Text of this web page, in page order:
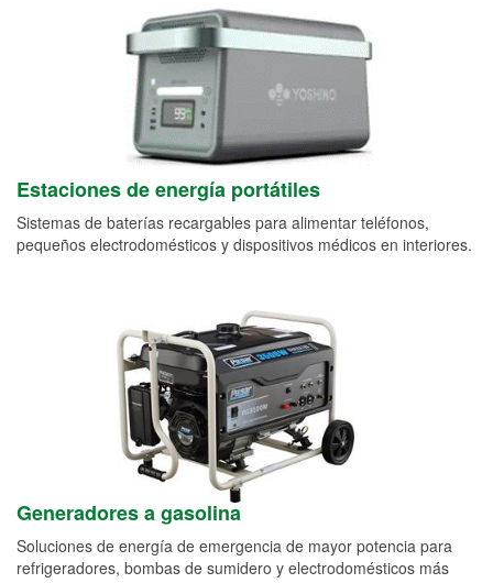
Estaciones de energía portátiles
Sistemas de baterías recargables para alimentar teléfonos,
pequeños electrodomésticos y dispositivos médicos en interiores.
Generadores a gasolina
Soluciones de energía de emergencia de mayor potencia para
refrigeradores, bombas de sumidero y electrodomésticos más